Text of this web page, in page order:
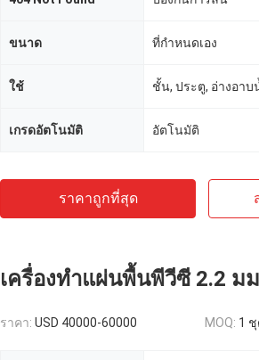
ขนาด ที่กำหนดเอง
ใช้ ชั้น, ประตู, อ่างอาบ
เกรดอัตโนมัติ อัตโนมัติ
ราคาถูกที่สุด
เครื่องทำแผ่นพื้นพีวีซี 2.2 ม
ราคา: USD 40000-60000 MOQ: 1